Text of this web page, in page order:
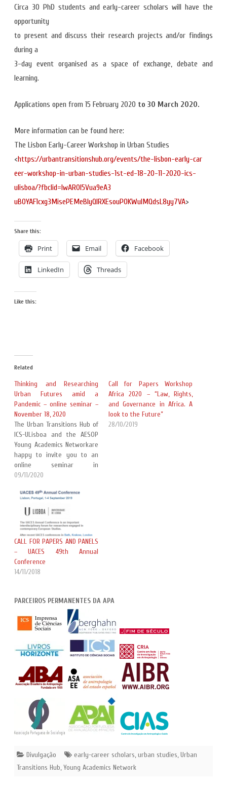
Circa 30 PhD students and early-career scholars will have the
opportunity
to present and discuss their research projects and/or findings
during a
3-day event organised as a space of exchange, debate and
learning.
Applications open from 15 February 2020 to 30 March 2020.
More information can be found here:
The Lisbon Early-Career Workshop in Urban Studies
<https://urbantransitionshub.org/events/the-lisbon-early-car
eer-workshop-in-urban-studies-1st-ed-18-20-11-2020-ics-
ulisboa/?fbclid=IwAR0I5Vua9eA3
uBOYAF1cxg3MisePEMeBIyQIRXEsouP0KWuIMQdsL8yy7VA>
Share this:
Print Email Facebook
LinkedIn Threads
Like this:
Related
Thinking and Researching
Urban Futures amid a
Pandemic – online seminar –
November 18, 2020
The Urban Transitions Hub of
ICS-ULisboa and the AESOP
Young Academics Networkare
happy to invite you to an
online seminar in
preparation of the Lisbon
Urban Studies (postponed to
2021 because of the Covid-19
pandemic). The CfP (now
closed but to be reopened in
early 2021) of…
09/11/2020
Call for Papers Workshop
Africa 2020 – “Law, Rights,
and Governance in Africa. A
look to the Future”
28/10/2019
CALL FOR PAPERS AND PANELS
– UACES 49th Annual
Conference
14/11/2018
PARCEIROS PERMANENTES DA APA
Divulgação early-career scholars,urban studies,Urban
Transitions Hub,Young Academics Network